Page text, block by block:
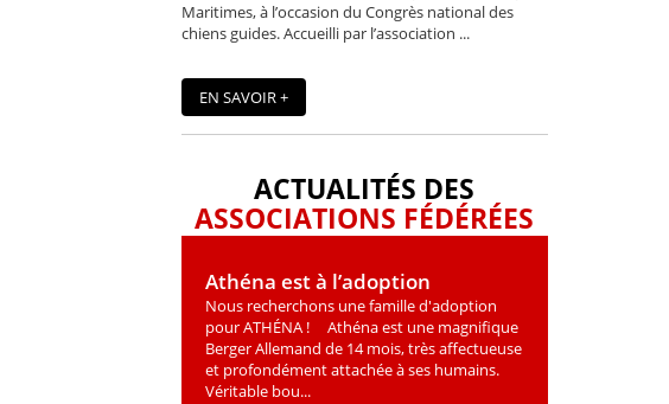
Maritimes, à l’occasion du Congrès national des
chiens guides. Accueilli par l’association ...
EN SAVOIR +
ACTUALITÉS DES
ASSOCIATIONS FÉDÉRÉES
Athéna est à l’adoption
Nous recherchons une famille d'adoption
pour ATHÉNA ! Athéna est une magniﬁque
Berger Allemand de 14 mois, très affectueuse
et profondément attachée à ses humains.
Véritable bou...